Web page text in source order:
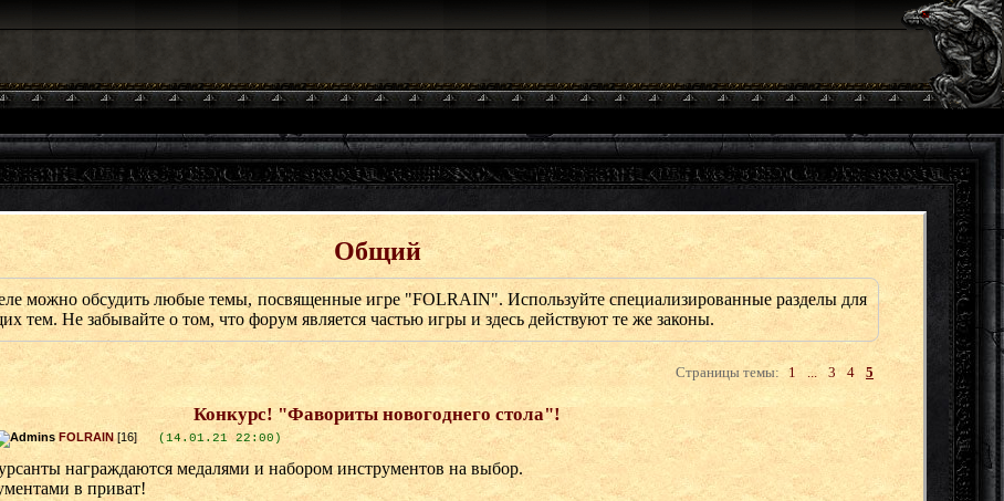
Общий
можно обсудить любые темы, посвященные игре "FOLRAIN". Используйте специализированные разделы для
тем. Не забывайте о том, что форум является частью игры и здесь действуют те же законы.
Страницы темы: 1 ... 3 4 5
Конкурс! "Фавориты новогоднего стола"!
FOLRAIN [16] (14.01.21 22:00)
награждаются медалями и набором инструментов на выбор.
в приват!